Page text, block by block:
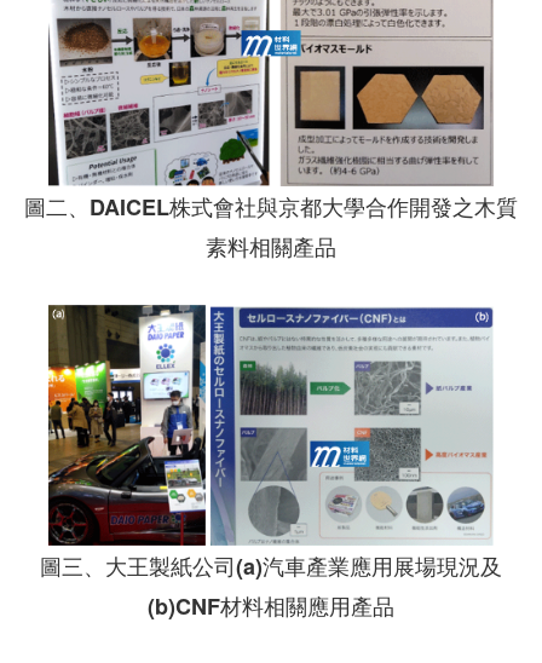
圖二、DAICEL株式會社與京都大學合作開發之木質
素料相關產品
圖三、大王製紙公司(a)汽車產業應用展場現況及
(b)CNF材料相關應用產品